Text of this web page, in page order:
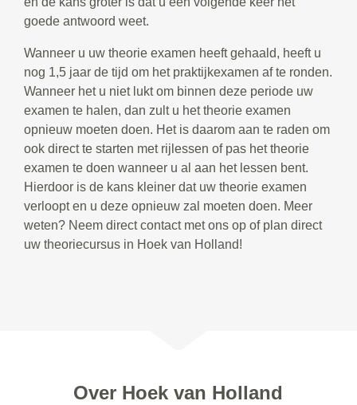
goede antwoord weet.
Wanneer u uw theorie examen heeft gehaald, heeft u
nog 1,5 jaar de tijd om het praktijkexamen af te ronden.
Wanneer het u niet lukt om binnen deze periode uw
examen te halen, dan zult u het theorie examen
opnieuw moeten doen. Het is daarom aan te raden om
ook direct te starten met rijlessen of pas het theorie
examen te doen wanneer u al aan het lessen bent.
Hierdoor is de kans kleiner dat uw theorie examen
verloopt en u deze opnieuw zal moeten doen. Meer
weten? Neem direct contact met ons op of plan direct
uw theoriecursus in Hoek van Holland!
Over Hoek van Holland